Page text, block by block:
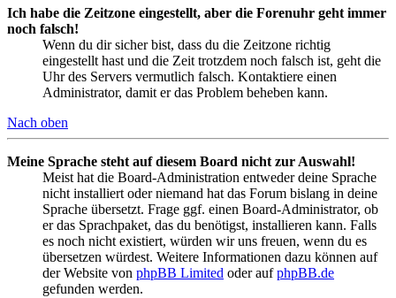
Ich habe die Zeitzone eingestellt, aber die Forenuhr geht immer
noch falsch!
Wenn du dir sicher bist, dass du die Zeitzone richtig
eingestellt hast und die Zeit trotzdem noch falsch ist, geht die
Uhr des Servers vermutlich falsch. Kontaktiere einen
Administrator, damit er das Problem beheben kann.
Nach oben
Meine Sprache steht auf diesem Board nicht zur Auswahl!
Meist hat die Board-Administration entweder deine Sprache
nicht installiert oder niemand hat das Forum bislang in deine
Sprache übersetzt. Frage ggf. einen Board-Administrator, ob
er das Sprachpaket, das du benötigst, installieren kann. Falls
es noch nicht existiert, würden wir uns freuen, wenn du es
übersetzen würdest. Weitere Informationen dazu können auf
der Website von phpBB Limited oder aufphpBB.de
gefunden werden.